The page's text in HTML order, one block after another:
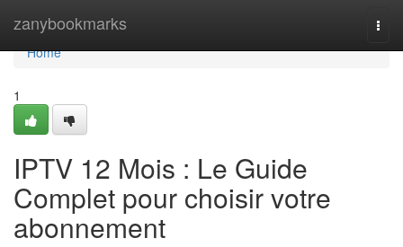
zanybookmarks
Home
Home
1
IPTV 12 Mois : Le Guide
Complet pour choisir votre
abonnement